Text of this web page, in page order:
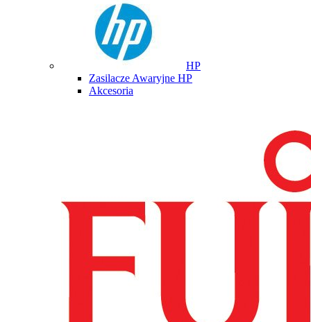
HP
Zasilacze Awaryjne HP
Akcesoria